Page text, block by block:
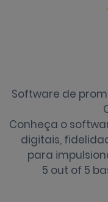
Software de
Conheça o
digitais,
para
5 out of 5